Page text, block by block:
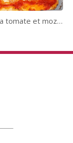
Pizza à la tomate et mozzarella